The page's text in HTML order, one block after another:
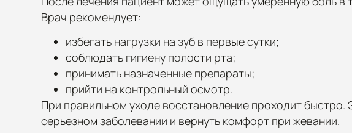
Врач рекомендует:
избегать нагрузки на зуб в первые сутки;
соблюдать гигиену полости рта;
принимать назначенные препараты;
прийти на контрольный осмотр.
При правильном уходе восстановление проходит быстро.
серьезном заболевании и вернуть комфорт при жевании.